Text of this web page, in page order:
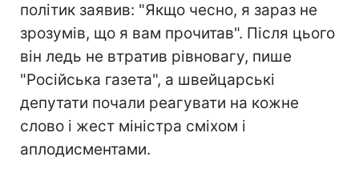
політик заявив: "Якщо чесно, я зараз не
зрозумів, що я вам прочитав". Після цього
він ледь не втратив рівновагу, пише
"Російська газета", а швейцарські
депутати почали реагувати на кожне
слово і жест міністра сміхом і
аплодисментами.